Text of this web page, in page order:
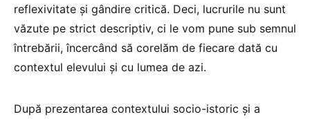
reflexivitate și gândire critică. Deci, lucrurile nu sunt
văzute pe strict descriptiv, ci le vom pune sub semnul
întrebării, încercând să corelăm de fiecare dată cu
contextul elevului și cu lumea de azi.
După prezentarea contextului socio-istoric și a